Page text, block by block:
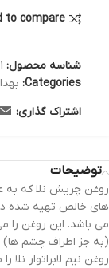
to compare
شناسه محصول:
Categories:
اشتراک گذاری:
توضیحات
روغن چریش نلا که به
های خالص تهیه شده در
می باشد. این روغن
(به جز اطراف چشم ها)
روغن نیم لابراتوار